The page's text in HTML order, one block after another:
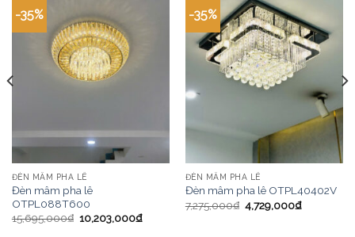
-35%
ĐÈN MÂM PHA LÊ
Đèn mâm pha lê
OTPL088T600
15,695,000₫ 10,203,000₫
-35%
ĐÈN MÂM PHA LÊ
Đèn mâm pha lê OTPL40402V
7,275,000₫ 4,729,000₫